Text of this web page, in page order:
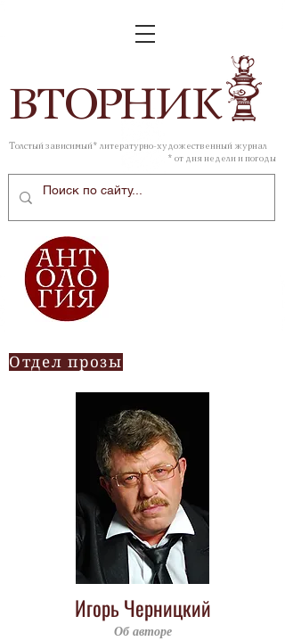
ВТОРНИК
Толстый зависимый* литературно-художественный журнал
* от дня недели и погоды
Отдел прозы
Игорь Черницкий
Об авторе